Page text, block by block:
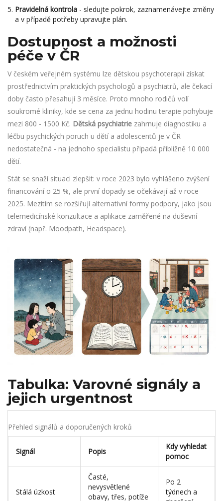
Pravidelná kontrola - sledujte pokrok, zaznamenávejte změny
a v případě potřeby upravujte plán.
Dostupnost a možnosti
péče v ČR
V českém veřejném systému lze dětskou psychoterapii získat
prostřednictvím praktických psychologů a psychiatrů, ale čekací
doby často přesahují 3 měsíce. Proto mnoho rodičů volí
soukromé kliniky, kde se cena za jednu hodinu terapie pohybuje
mezi 800 - 1500 Kč. Dětská psychiatrie zahrnuje diagnostiku a
léčbu psychických poruch u dětí a adolescentů je v ČR
nedostatečná - na jednoho specialistu připadá přibližně 10 000
dětí.
Stát se snaží situaci zlepšit: v roce 2023 bylo vyhlášeno zvýšení
financování o 25 %, ale první dopady se očekávají až v roce
2025. Mezitím se rozšiřují alternativní formy podpory, jako jsou
telemedicínské konzultace a aplikace zaměřené na duševní
zdraví (např. Moodpath, Headspace).
Tabulka: Varovné signály a
jejich urgentnost
Přehled signálů a doporučených kroků
Signál Popis
Kdy vyhledat
pomoc
Stálá úzkost
Časté,
nevysvětlené
obavy, třes, potíže
Po 2
týdnech a